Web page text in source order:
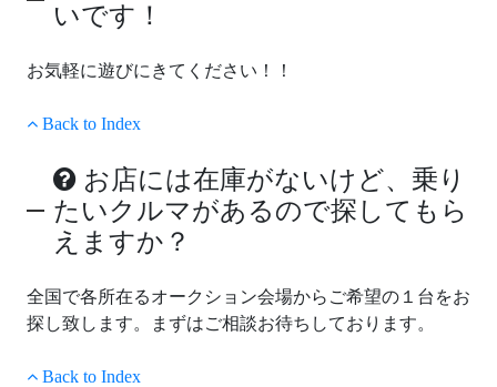
いです！
お気軽に遊びにきてください！！
Back to Index
お店には在庫がないけど、乗り
たいクルマがあるので探してもら
えますか？
全国で各所在るオークション会場からご希望の１台をお
探し致します。まずはご相談お待ちしております。
Back to Index